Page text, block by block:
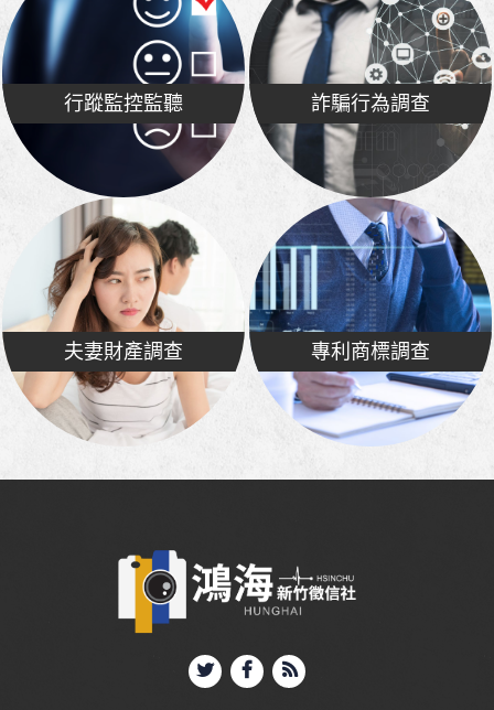
行蹤監控監聽 詐騙行為調查
夫妻財產調查 專利商標調查